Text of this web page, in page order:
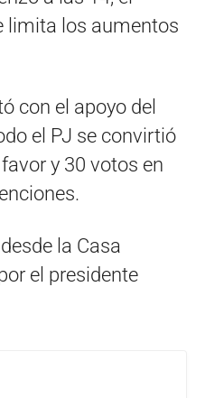
limita los aumentos
con el apoyo del
el PJ se convirtió
y 30 votos en
la Casa
el presidente